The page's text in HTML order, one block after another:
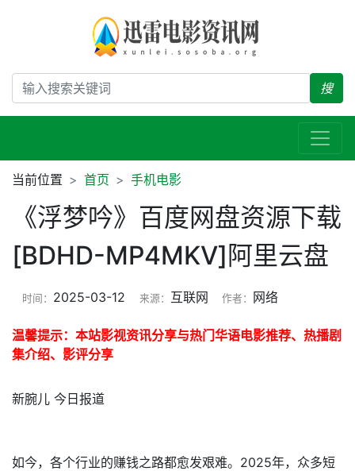
搜
当前位置 首页 手机电影
《浮梦吟》百度网盘资源下载
[BDHD-MP4MKV]阿里云盘
时间： 2025-03-12 来源： 互联网 作者： 网络
温馨提示：本站影视资讯分享与热门华语电影推荐、热播剧
集介绍、影评分享
新腕儿 今日报道
如今，各个行业的赚钱之路都愈发艰难。2025年，众多短